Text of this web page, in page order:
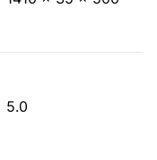
5.0